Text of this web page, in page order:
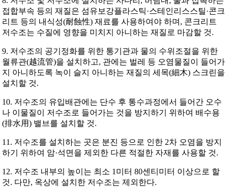
접합부속 등의 재질은 섬유보강플라스틱·스테인리스스틸·콘크
리트 등의 내식성(耐蝕性) 재료를 사용하여야 하며, 콘크리트
저수조는 수질에 영향을 미치지 아니하는 재질로 마감할 것.
9. 저수조의 공기정화를 위한 통기관과 물의 수위조절을 위한
월류관(越流管)을 설치하고, 관에는 벌레 등 오염물질이 들어가
지 아니하도록 녹이 슬지 아니하는 재질의 세목(細木) 스크린을
설치할 것.
10. 저수조의 유입배관에는 단수 후 통수과정에서 들어간 오수
나 이물질이 저수조로 들어가는 것을 방지하기 위하여 배수용
(排水用) 밸브를 설치할 것.
11. 저수조를 설치하는 곳은 분진 등으로 인한 2차 오염을 방지
하기 위하여 암·석면을 제외한 다른 적절한 자재를 사용할 것.
12. 저수조 내부의 높이는 최소 1미터 80센티미터 이상으로 할
것. 다만, 옥상에 설치한 저수조는 제외한다.